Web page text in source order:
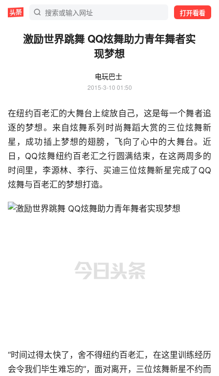
打开看看
激励世界跳舞 QQ炫舞助力青年舞者实
现梦想
电玩巴士
2015-3-10 01:50
在纽约百老汇的大舞台上绽放自己，这是每一个舞者追
逐的梦想。来自炫舞系列时尚舞蹈大赏的三位炫舞新
星，成功插上梦想的翅膀，飞向了心中的大舞台。近
日，QQ炫舞纽约百老汇之行圆满结束，在这两周多的
时间里，李源林、李行、买迪三位炫舞新星完成了QQ
炫舞与百老汇的梦想打造。
“时间过得太快了，舍不得纽约百老汇，在这里训练经历
会令我们毕生难忘的”，面对离开，三位炫舞新星不约而